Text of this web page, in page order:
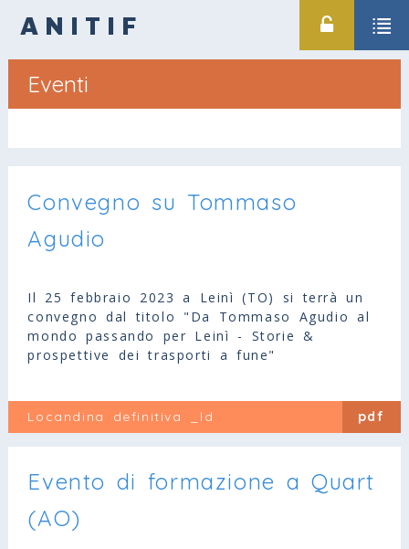
ANITIF
Eventi
Convegno su Tommaso
Agudio
Il 25 febbraio 2023 a Leinì (TO) si terrà un
convegno dal titolo "Da Tommaso Agudio al
mondo passando per Leinì - Storie &
prospettive dei trasporti a fune"
Locandina definitiva _ld pdf
Evento di formazione a Quart
(AO)